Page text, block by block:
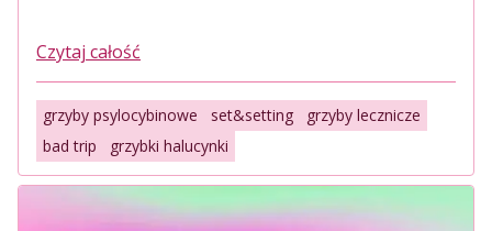
Czytaj całość
grzyby psylocybinowe set&setting
grzyby lecznicze
bad trip
grzybki halucynki